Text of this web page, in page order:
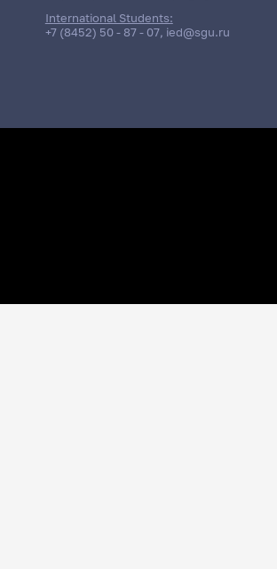
International Students:
+7 (8452) 50 - 87 - 07, ied@sgu.ru